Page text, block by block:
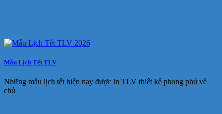
Mẫu Lịch Tết TLV
Những mẫu lịch tết hiện nay được In TLV thiết kế phong phú về
chủ